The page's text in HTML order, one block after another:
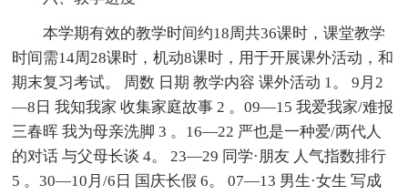
本学期有效的教学时间约18周共36课时，课堂教学
时间需14周28课时，机动8课时，用于开展课外活动，和
期末复习考试。 周数 日期 教学内容 课外活动 1。 9月2
—8日 我知我家 收集家庭故事 2 。09—15 我爱我家/难报
三春晖 我为母亲洗脚 3 。16—22 严也是一种爱/两代人
的对话 与父母长谈 4。 23—29 同学·朋友 人气指数排行
5 。30—10月/6日 国庆长假 6。 07—13 男生·女生 写成